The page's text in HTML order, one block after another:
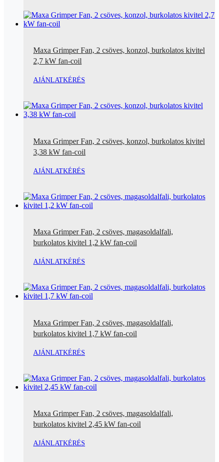
Maxa Grimper Fan, 2 csöves, konzol, burkolatos kivitel
2,7 kW fan-coil
AJÁNLATKÉRÉS
Maxa Grimper Fan, 2 csöves, konzol, burkolatos kivitel
3,38 kW fan-coil
AJÁNLATKÉRÉS
Maxa Grimper Fan, 2 csöves, magasoldalfali,
burkolatos kivitel 1,2 kW fan-coil
AJÁNLATKÉRÉS
Maxa Grimper Fan, 2 csöves, magasoldalfali,
burkolatos kivitel 1,7 kW fan-coil
AJÁNLATKÉRÉS
Maxa Grimper Fan, 2 csöves, magasoldalfali,
burkolatos kivitel 2,45 kW fan-coil
AJÁNLATKÉRÉS